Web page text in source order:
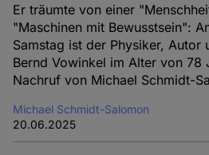
Er träumte von einer
"Maschinen mit Bewusstsein":
Samstag ist der Physiker, Autor
Bernd Vowinkel im Alter von 78
Nachruf von Michael Schmidt-
Michael Schmidt-Salomon
20.06.2025